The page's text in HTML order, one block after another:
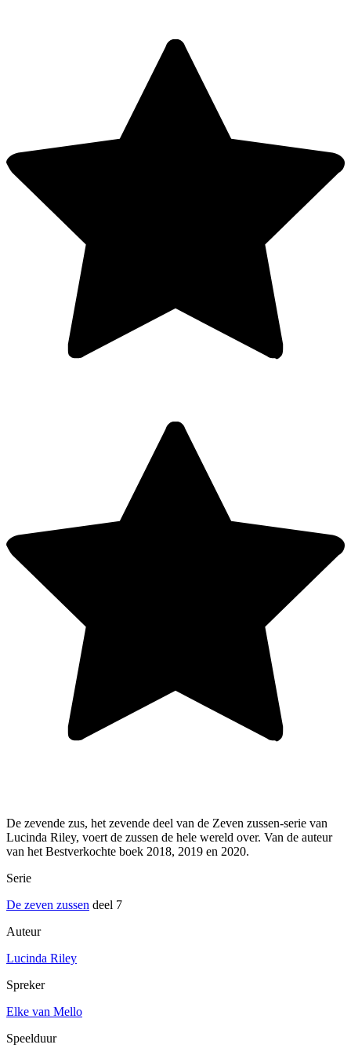
De zevende zus, het zevende deel van de Zeven zussen-serie van
Lucinda Riley, voert de zussen de hele wereld over. Van de auteur
van het Bestverkochte boek 2018, 2019 en 2020.
Serie
De zeven zussen deel 7
Auteur
Lucinda Riley
Spreker
Elke van Mello
Speelduur